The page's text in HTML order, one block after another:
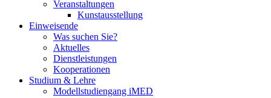
Veranstaltungen
Kunstausstellung
Einweisende
Was suchen Sie?
Aktuelles
Dienstleistungen
Kooperationen
Studium & Lehre
Modellstudiengang iMED